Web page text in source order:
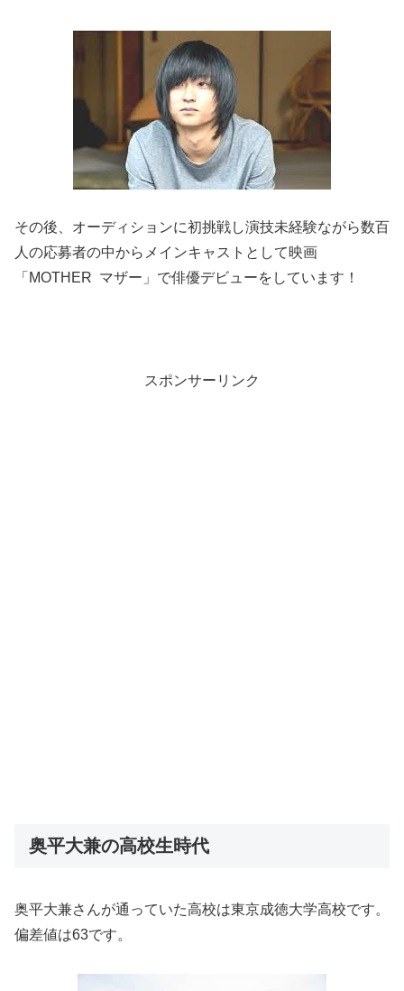
その後、オーディションに初挑戦し演技未経験ながら数百
人の応募者の中からメインキャストとして映画
「MOTHER マザー」で俳優デビューをしています！
スポンサーリンク
奥平大兼の高校生時代
奥平大兼さんが通っていた高校は東京成徳大学高校です。
偏差値は63です。